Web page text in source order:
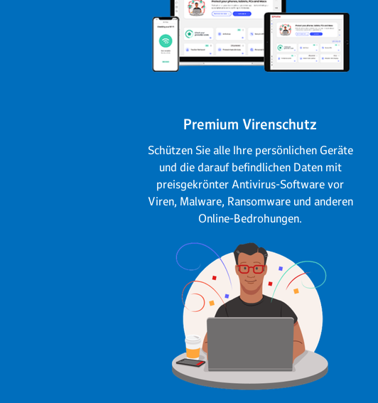
Premium Virenschutz
Schützen Sie alle Ihre persönlichen Geräte
und die darauf befindlichen Daten mit
preisgekrönter Antivirus-Software vor
Viren, Malware, Ransomware und anderen
Online-Bedrohungen.